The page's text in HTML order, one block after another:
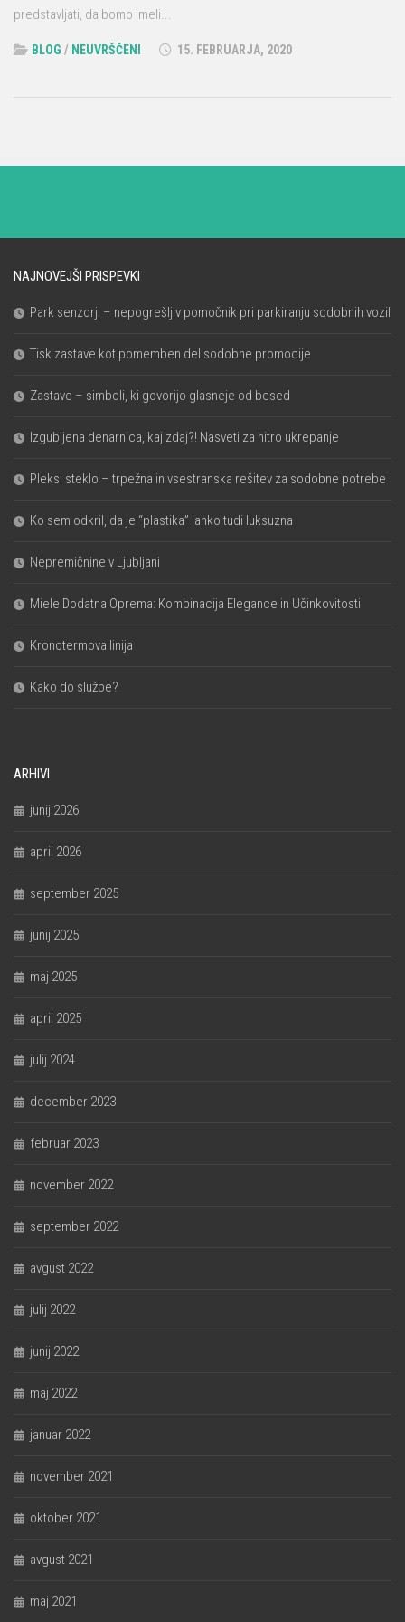
predstavljati, da bomo imeli...
BLOG / NEUVRŠČENI 15. FEBRUARJA, 2020
NAJNOVEJŠI PRISPEVKI
Park senzorji – nepogrešljiv pomočnik pri parkiranju sodobnih vozil
Tisk zastave kot pomemben del sodobne promocije
Zastave – simboli, ki govorijo glasneje od besed
Izgubljena denarnica, kaj zdaj?! Nasveti za hitro ukrepanje
Pleksi steklo – trpežna in vsestranska rešitev za sodobne potrebe
Ko sem odkril, da je “plastika” lahko tudi luksuzna
Nepremičnine v Ljubljani
Miele Dodatna Oprema: Kombinacija Elegance in Učinkovitosti
Kronotermova linija
Kako do službe?
ARHIVI
junij 2026
april 2026
september 2025
junij 2025
maj 2025
april 2025
julij 2024
december 2023
februar 2023
november 2022
september 2022
avgust 2022
julij 2022
junij 2022
maj 2022
januar 2022
november 2021
oktober 2021
avgust 2021
maj 2021